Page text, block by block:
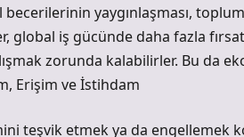
yaygınlaşması,
global iş gücünde daha fazla
zorunda kalabilirler. Bu da
Erişim ve İstihdam
teşvik etmek ya da engellemek